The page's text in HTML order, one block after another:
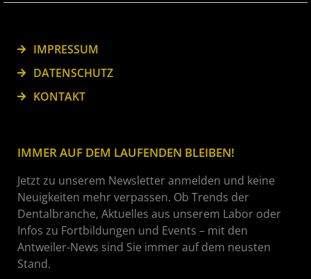
IMPRESSUM
DATENSCHUTZ
KONTAKT
IMMER AUF DEM LAUFENDEN BLEIBEN!
Jetzt zu unserem Newsletter anmelden und keine
Neuigkeiten mehr verpassen. Ob Trends der
Dentalbranche, Aktuelles aus unserem Labor oder
Infos zu Fortbildungen und Events – mit den
Antweiler-News sind Sie immer auf dem neusten
Stand.